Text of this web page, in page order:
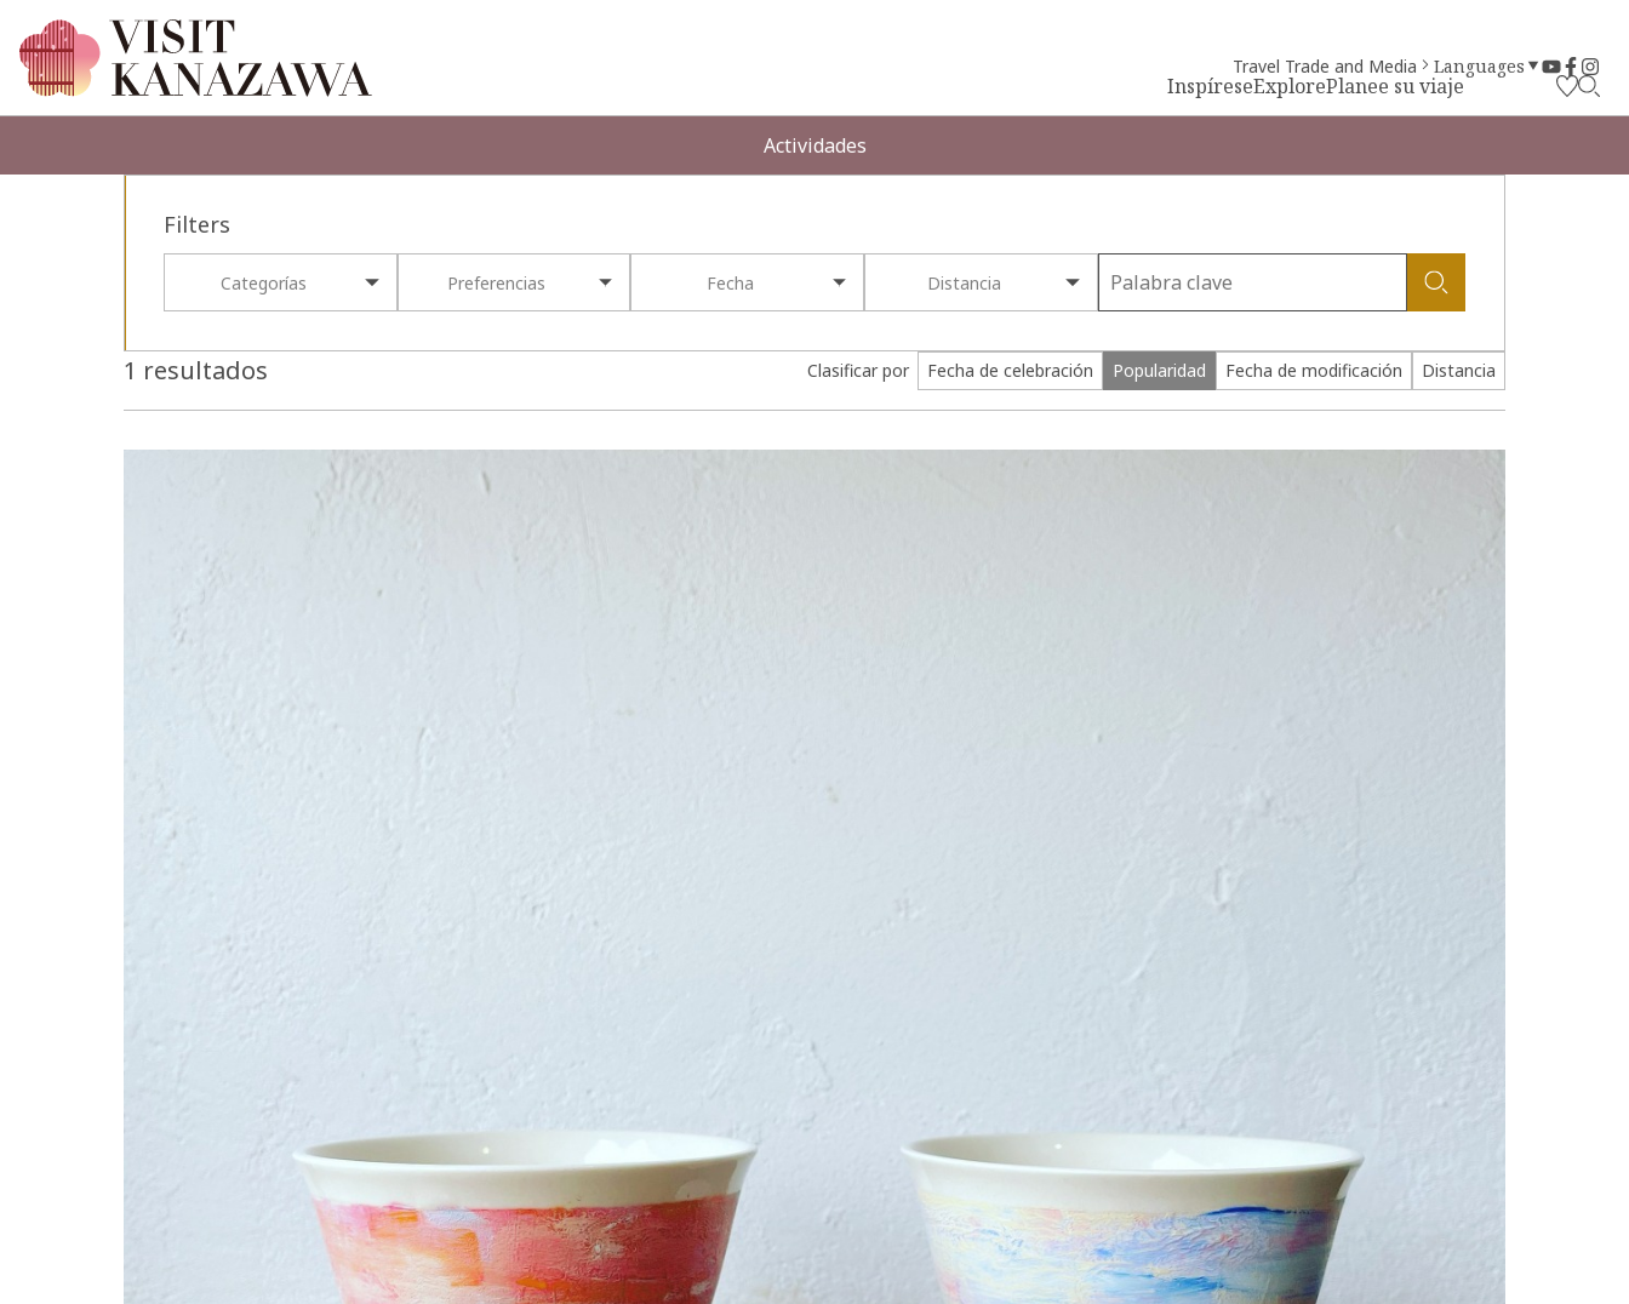
InspíreseExplorePlanee su viaje
Travel Trade and Media Languages
Actividades
Filters
Categorías Preferencias Fecha Distancia
1 resultados Clasificar por Fecha de celebración Popularidad Fecha de modificación Distancia